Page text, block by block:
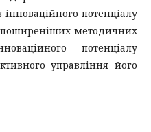
потенціалу
методичних
потенціалу
управління його